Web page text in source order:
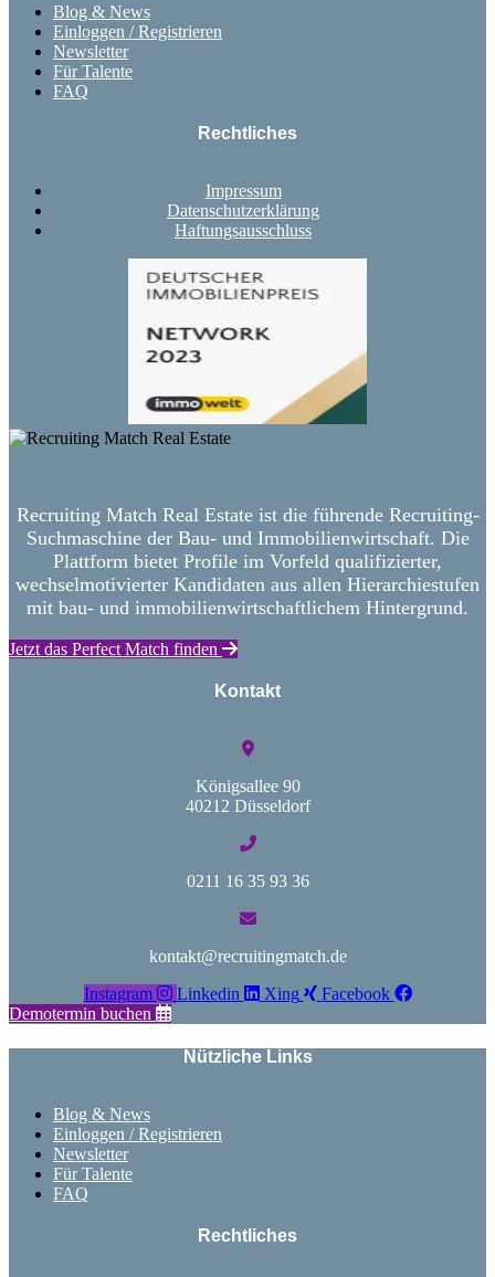
Blog & News
Einloggen / Registrieren
Newsletter
Für Talente
FAQ
Rechtliches
Impressum
Datenschutzerklärung
Haftungsausschluss
Recruiting Match Real Estate ist die führende Recruiting-
Suchmaschine der Bau- und Immobilienwirtschaft. Die
Plattform bietet Profile im Vorfeld qualifizierter,
wechselmotivierter Kandidaten aus allen Hierarchiestufen
mit bau- und immobilienwirtschaftlichem Hintergrund.
Jetzt das Perfect Match finden
Kontakt
Königsallee 90
40212 Düsseldorf
0211 16 35 93 36
kontakt@recruitingmatch.de
Instagram
Linkedin Xing
Facebook
Demotermin buchen
Nützliche Links
Blog & News
Einloggen / Registrieren
Newsletter
Für Talente
FAQ
Rechtliches